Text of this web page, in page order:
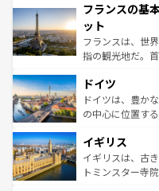
ませてくれるイ
なお、新着のイタ
しい。
文化が根付くこ
れる闘牛、そし
る。首都マドリ
アートに溢れた
せる。地方によ
ンテンツ一覧を
フランスの基
ット
フランスは、世
指の観光地だ。
で、幅広い魅力
聖堂、美しいビ
から魅了する。
いる。シャンパ
香り高いラベン
らに、パリ以外
ドイツ
ドイツは、豊か
の中心に位置す
顔を持つこの国
ルリンの文化的
してライン川沿
イギリス
イギリスは、古
トミンスター寺